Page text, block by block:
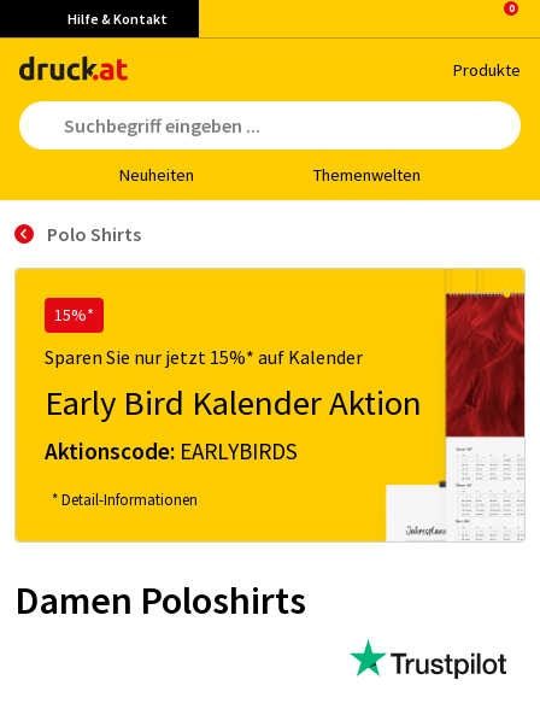
Hilfe & Kontakt
Pro­duk­te
Neu­hei­ten The­men­wel­ten
Polo Shirts
15%*
Sparen Sie nur jetzt 15%* auf Kalender
Early Bird Kalender Aktion
Aktionscode: EARLYBIRDS
* Detail-Informationen
Damen Poloshirts